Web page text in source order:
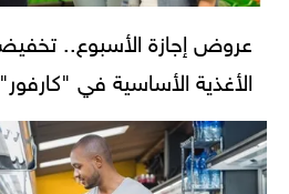
الأغذية الأساسية في "كارفور"